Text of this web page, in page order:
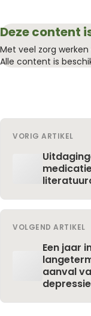
Deze content
Met veel zorg
Alle content is
VORIG ARTIKEL
VOLGEND ARTIKEL
Een jaar
aanval